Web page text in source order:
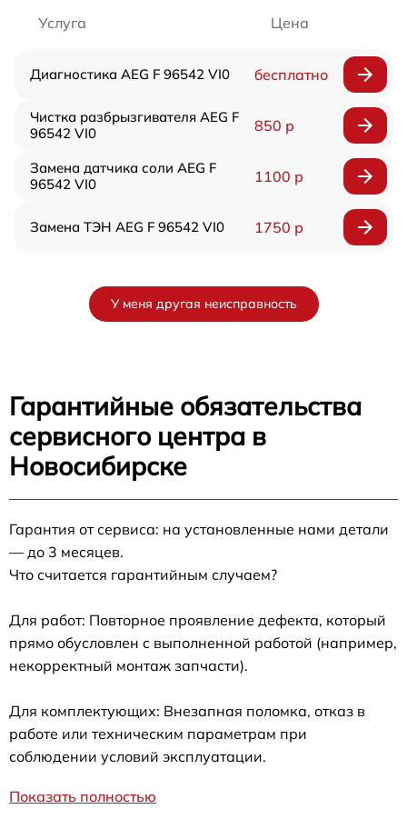
Услуга Цена
Диагностика AEG F 96542 VI0 бесплатно
Чистка разбрызгивателя AEG F
96542 VI0
850 р
Замена датчика соли AEG F
96542 VI0
1100 р
Замена ТЭН AEG F 96542 VI0 1750 р
У меня другая неисправность
Гарантийные обязательства
сервисного центра в
Новосибирске
Гарантия от сервиса: на установленные нами детали
— до 3 месяцев.
Что считается гарантийным случаем?
Для работ: Повторное проявление дефекта, который
прямо обусловлен с выполненной работой (например,
некорректный монтаж запчасти).
Для комплектующих: Внезапная поломка, отказ в
работе или техническим параметрам при
соблюдении условий эксплуатации.
Показать полностью